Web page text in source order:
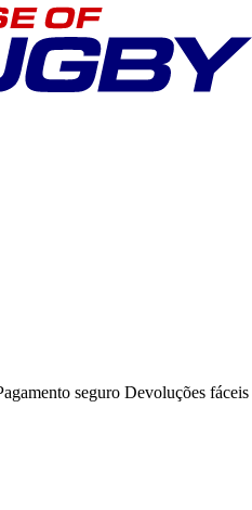
seguro Devoluções fáceis